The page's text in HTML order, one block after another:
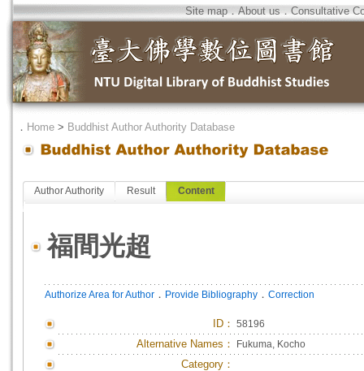
Site map．About us．Consultative
． Home > Buddhist Author Authority Database
Author Authority Result Content
福間光超
Authorize Area for Author ． Provide Bibliography ． Correction
ID ： 58196
Alternative Names： Fukuma, Kocho
Category：